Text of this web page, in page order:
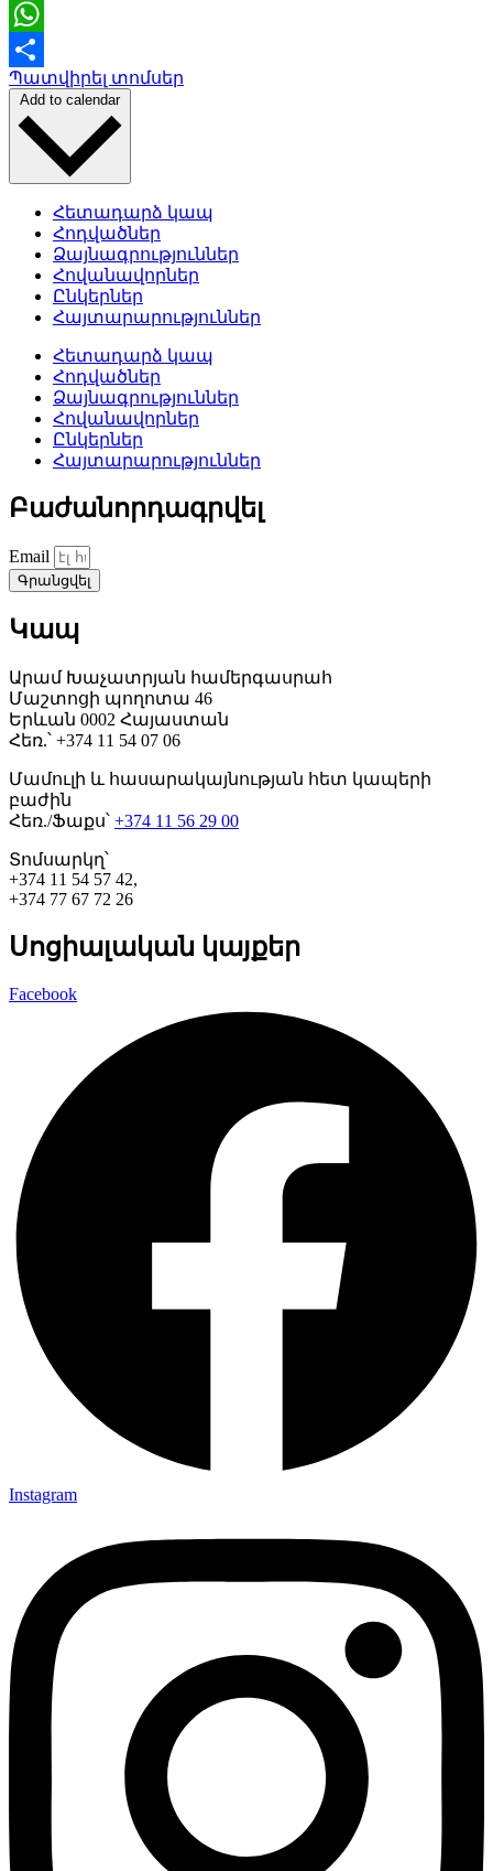
Telegram
WhatsApp
Share
Պատվիրել տոմսեր
Add to calendar
Հետադարձ կապ
Հոդվածներ
Ձայնագրություններ
Հովանավորներ
Ընկերներ
Հայտարարություններ
Հետադարձ կապ
Հոդվածներ
Ձայնագրություններ
Հովանավորներ
Ընկերներ
Հայտարարություններ
Բաժանորդագրվել
Email
Գրանցվել
Կապ
Արամ Խաչատրյան համերգասրահ
Մաշտոցի պողոտա 46
Երևան 0002 Հայաստան
Հեռ.՝ +374 11 54 07 06
Մամուլի և հասարակայնության հետ կապերի
բաժին
Հեռ./Ֆաքս՝ +374 11 56 29 00
Տոմսարկղ՝
+374 11 54 57 42,
+374 77 67 72 26
Սոցիալական կայքեր
Facebook
Instagram